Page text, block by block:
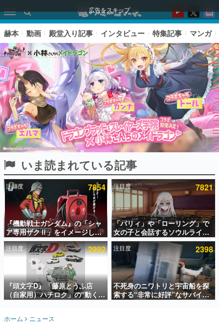
広告をスキップ
ピックアップ
電ファミのいま読まれている記事ランキング
アプリセール情報
インタビュー
連載・特集一覧
殿堂入り記事
SNS拡散数が数千以上！ ページビュー数万以上！ などな
ど。多くの人々に読まれた、電ファミ渾身の“殿堂入り”記
事をまとめました。
名作ゲームクリエイターの方々に製作時のエピソードをお
赫本 動画 殿堂入り記事 インタビュー 特集記事 マンガ
いま読まれている記事
注目度 7854
『機動戦士ガンダム』の「シャ
ア専用ザクⅡ」をイメージした
散水ホースリールが予約開始。
本体にはシャアのパーソナルマ
ークやジオン公国軍のエンブレ
ム、型式番号などを配置
注目度 7821
「パリィ」や「ローリング」で
女の子と会話するソウルライク
恋愛ゲーム『小早川さんはソウ
ルライク』無料公開。返事に失
敗すると「YOU DIED」
注目度 2992
『頭文字D』「藤原とうふ店
（自家用）ハチロク」の“動くテ
ィッシュケース”が買えるポップ
ガの舞台である群馬の「イオン
注目度 2398
不死身のニワトリと宇宙船を探
索する“非常に好評”なサバイバ
ルゲーム『Breathedge』が無
ホーム ニュース